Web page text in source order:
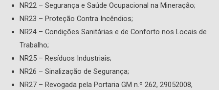
NR22 – Segurança e Saúde Ocupacional na Mineração;
NR23 – Proteção Contra Incêndios;
NR24 – Condições Sanitárias e de Conforto nos Locais de
Trabalho;
NR25 – Resíduos Industriais;
NR26 – Sinalização de Segurança;
NR27 – Revogada pela Portaria GM n.º 262, 29052008,